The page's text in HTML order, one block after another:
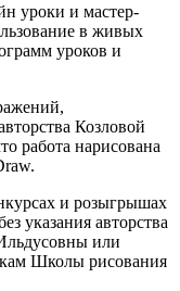
уроки и мастер-
в живых
уроков и
Козловой
работа нарисована
и розыгрышах
указания авторства
или
Школы рисования